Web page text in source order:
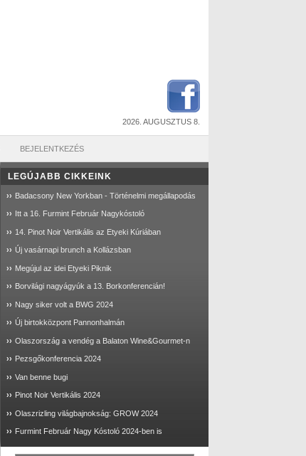
2026. AUGUSZTUS 8.
BEJELENTKEZÉS
LEGÚJABB CIKKEINK
›› Badacsony New Yorkban - Történelmi megállapodás
›› Itt a 16. Furmint Február Nagykóstoló
›› 14. Pinot Noir Vertikális az Etyeki Kúriában
›› Új vasárnapi brunch a Kollázsban
›› Megújul az idei Etyeki Piknik
›› Borvilági nagyágyúk a 13. Borkonferencián!
›› Nagy siker volt a BWG 2024
›› Új birtokközpont Pannonhalmán
›› Olaszország a vendég a Balaton Wine&Gourmet-n
›› Pezsgőkonferencia 2024
›› Van benne bugi
›› Pinot Noir Vertikális 2024
›› Olaszrizling világbajnokság: GROW 2024
›› Furmint Február Nagy Kóstoló 2024-ben is